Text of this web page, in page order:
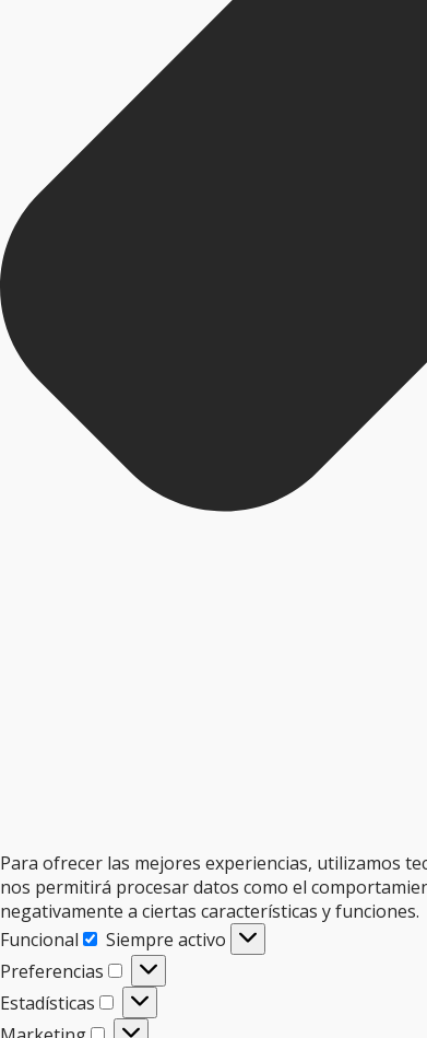
Para ofrecer las mejores experiencias, utilizamos
nos permitirá procesar datos como el
negativamente a ciertas características y funciones.
Funcional
Funcional
Siempre activo
Preferencias
Preferencias
Estadísticas
Estadísticas